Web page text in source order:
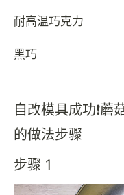
耐高温巧克力
黑巧
自改模具成功❗️
的做法步骤
步骤 1